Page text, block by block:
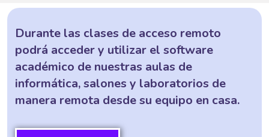
Durante las clases de acceso remoto
podrá acceder y utilizar el software
académico de nuestras aulas de
informática, salones y laboratorios de
manera remota desde su equipo en casa.